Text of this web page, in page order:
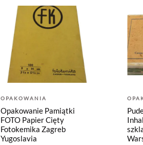
OPAKOWANIA
Opakowanie Pamiątki
FOTO Papier Cięty
Fotokemika Zagreb
Yugoslavia